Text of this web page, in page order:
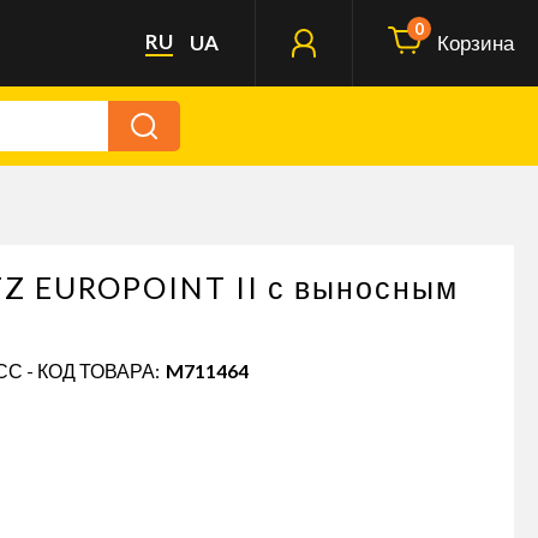
RU UA
0
Корзина
EUROPOINT II с выносным
- КОД ТОВАРА: M711464